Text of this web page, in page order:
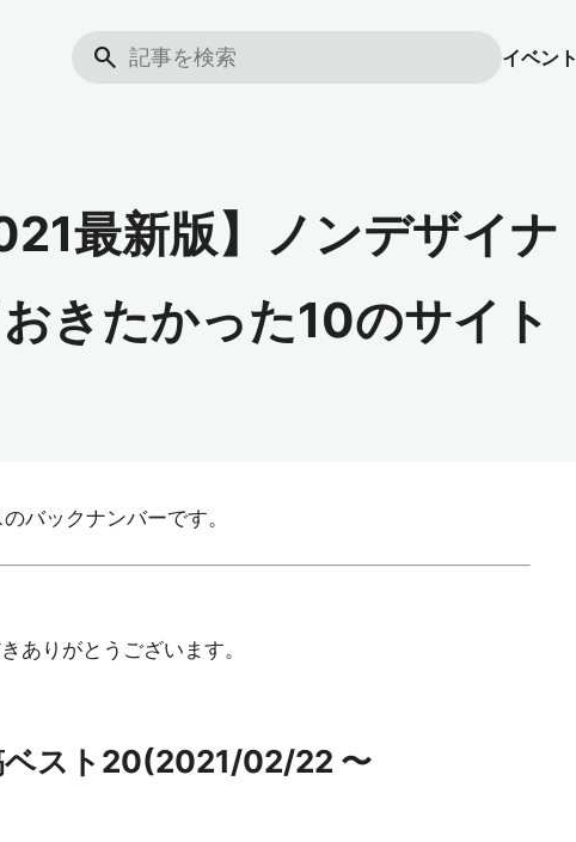
search イベント
最新版】ノンデザイナ
きたかった10のサイト
バックナンバーです。
ありがとうございます。
ベスト20(2021/02/22 〜